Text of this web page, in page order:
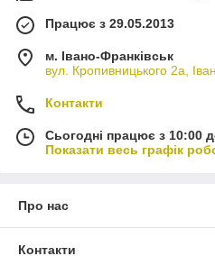
Працює з 29.05.2013
м. Івано-Франківськ
вул. Кропивницького 2а,
Контакти
Сьогодні працює з 10:00
Показати весь графік
Про нас
Контакти